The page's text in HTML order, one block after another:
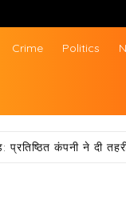
Crime Politics
कंपनी ने दी